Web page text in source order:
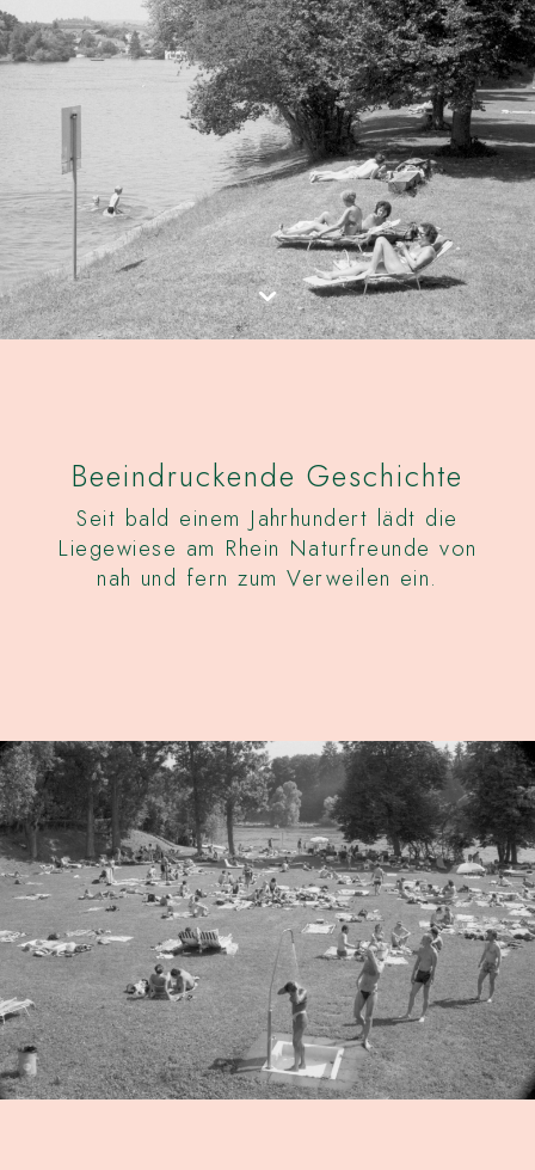
Beeindruckende Geschichte
Seit bald einem Jahrhundert lädt die
Liegewiese am Rhein Naturfreunde von
nah und fern zum Verweilen ein.